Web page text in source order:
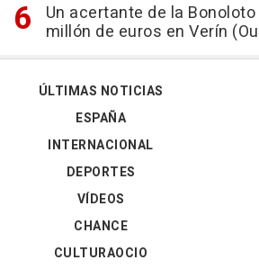
Un acertante de la
millón de euros en Verín
ÚLTIMAS NOTICIAS
ESPAÑA
INTERNACIONAL
DEPORTES
VÍDEOS
CHANCE
CULTURAOCIO